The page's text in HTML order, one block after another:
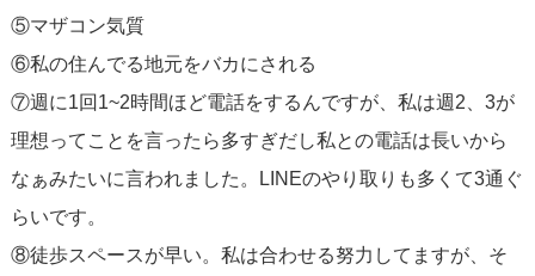
⑤マザコン気質
⑥私の住んでる地元をバカにされる
⑦週に1回1~2時間ほど電話をするんですが、私は週2、3が
理想ってことを言ったら多すぎだし私との電話は長いから
なぁみたいに言われました。LINEのやり取りも多くて3通ぐ
らいです。
⑧徒歩スペースが早い。私は合わせる努力してますが、そ